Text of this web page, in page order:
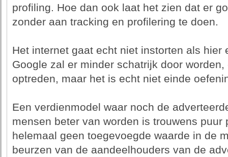
profiling. Hoe dan ook laat het zien dat er
zonder aan tracking en profilering te doen.
Het internet gaat echt niet instorten als hier
Google zal er minder schatrijk door
optreden, maar het is echt niet einde
Een verdienmodel waar noch de
mensen beter van worden is trouwens puur
helemaal geen toegevoegde waarde in de
beurzen van de aandeelhouders van de